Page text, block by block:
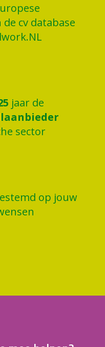
de cv database
jaar de
sector
op jouw